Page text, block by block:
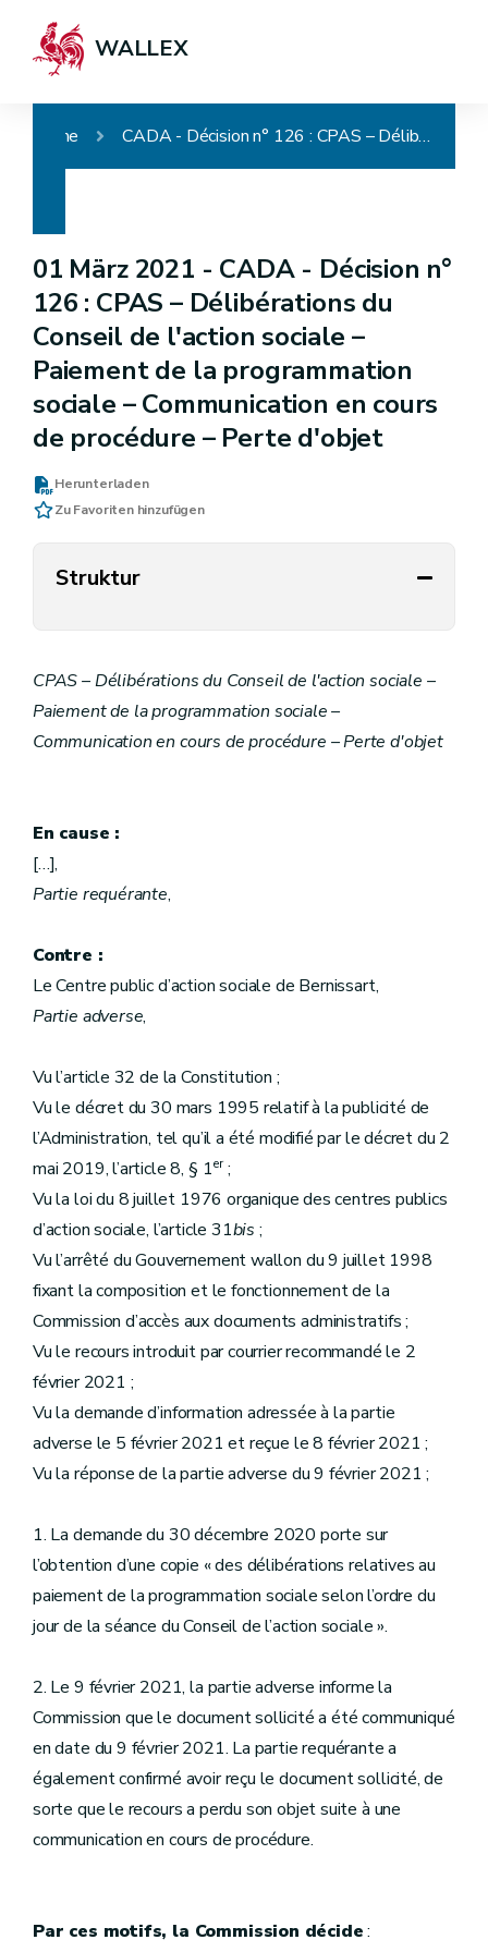
WALLEX
Home CADA - Décision n° 126 : CPAS – Délibérations du Conseil de l'action sociale – Paiement de la programmation sociale – Communication en cours de procédure – Perte d'objet
01 März 2021 - CADA - Décision n°
126 : CPAS – Délibérations du
Conseil de l'action sociale –
Paiement de la programmation
sociale – Communication en cours
de procédure – Perte d'objet
Herunterladen
Zu Favoriten hinzufügen
Struktur
CPAS – Délibérations du Conseil de l'action sociale –
Paiement de la programmation sociale –
Communication en cours de procédure – Perte d'objet
En cause :
[…],
Partie requérante,
Contre :
Le Centre public d’action sociale de Bernissart,
Partie adverse,
Vu l’article 32 de la Constitution ;
Vu le décret du 30 mars 1995 relatif à la publicité de
l’Administration, tel qu’il a été modifié par le décret du 2
mai 2019, l’article 8, § 1er;
Vu la loi du 8 juillet 1976 organique des centres publics
d’action sociale, l’article 31bis ;
Vu l’arrêté du Gouvernement wallon du 9 juillet 1998
fixant la composition et le fonctionnement de la
Commission d’accès aux documents administratifs ;
Vu le recours introduit par courrier recommandé le 2
février 2021 ;
Vu la demande d’information adressée à la partie
adverse le 5 février 2021 et reçue le 8 février 2021 ;
Vu la réponse de la partie adverse du 9 février 2021 ;
1. La demande du 30 décembre 2020 porte sur
l’obtention d’une copie « des délibérations relatives au
paiement de la programmation sociale selon l’ordre du
jour de la séance du Conseil de l’action sociale ».
2. Le 9 février 2021, la partie adverse informe la
Commission que le document sollicité a été communiqué
en date du 9 février 2021. La partie requérante a
également confirmé avoir reçu le document sollicité, de
sorte que le recours a perdu son objet suite à une
communication en cours de procédure.
Par ces motifs, la Commission décide: